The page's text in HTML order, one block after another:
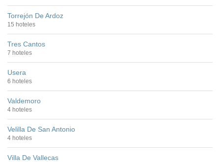
Torrejón De Ardoz
15 hoteles
Tres Cantos
7 hoteles
Usera
6 hoteles
Valdemoro
4 hoteles
Velilla De San Antonio
4 hoteles
Villa De Vallecas